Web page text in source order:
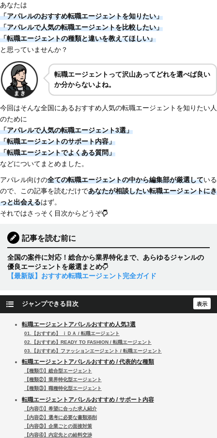
あなたは
「アパレルのおすすめ転職エージェントを知りたい」
「アパレルで人気の転職エージェントを比較したい」
「転職エージェントの種類と違いを教えてほしい」
と思っていませんか？
転職エージェントって沢山あってどれを選べば良い
か分からないよね。
今回はそんな全国にあるおすすめ人気の転職エージェントを知りたい人
のために
「アパレルで人気の転職エージェント3選」
「転職エージェントのサポート内容」
「転職エージェントでよくある質問」
などについてまとめました。
アパレル向けの全ての転職エージェントの中から編集部が厳選している
ので、この記事を読むだけであなたが相談したい転職エージェントにき
っと出会えるはず。
それではさっそく目次からどうぞ
記事を読む前に
全国の案件に対応！総合から業界特化まで、あらゆるジャンルの
優良エージェントを厳選まとめ
【最新版】おすすめ転職エージェント完全ガイド
ジャンプできる目次
転職エージェントアパレルおすすめ人気3選
01.【おすすめ】 ｉＤＡ / 転職エージェント
02.【おすすめ】READY TO FASHION / 転職エージェント
03.【おすすめ】ファッションエージェント / 転職エージェント
転職エージェントアパレルおすすめ / 代表的な種類
【種類①】総合型エージェント
【種類②】業界特化型エージェント
【種類③】職種特化型エージェント
転職エージェントアパレルおすすめ / サポート内容
【内容①】希望に合った求人紹介
【内容②】選考に必要な書類添削
【内容③】企業ごとの面接対策
【内容④】内定先との給料交渉